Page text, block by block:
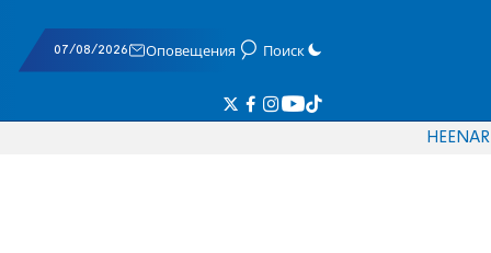
07/08/2026 Оповещения Поиск
HEENAR